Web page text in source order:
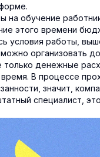
на обучение
этого времени
условия работы,
организовать
только денежные
В процессе
значит,
специалист,